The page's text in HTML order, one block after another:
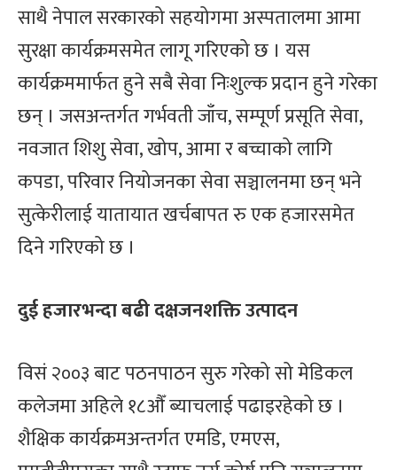
साथै नेपाल सरकारको सहयोगमा अस्पतालमा आमा
सुरक्षा कार्यक्रमसमेत लागू गरिएको छ । यस
कार्यक्रममार्फत हुने सबै सेवा निःशुल्क प्रदान हुने गरेका
छन् । जसअन्तर्गत गर्भवती जाँच, सम्पूर्ण प्रसूति सेवा,
नवजात शिशु सेवा, खोप, आमा र बच्चाको लागि
कपडा, परिवार नियोजनका सेवा सञ्चालनमा छन् भने
सुत्केरीलाई यातायात खर्चबापत रु एक हजारसमेत
दिने गरिएको छ ।
दुई हजारभन्दा बढी दक्षजनशक्ति उत्पादन
विसं २००३ बाट पठनपाठन सुरु गरेको सो मेडिकल
कलेजमा अहिले १८औँ ब्याचलाई पढाइरहेको छ ।
शैक्षिक कार्यक्रमअन्तर्गत एमडि, एमएस,